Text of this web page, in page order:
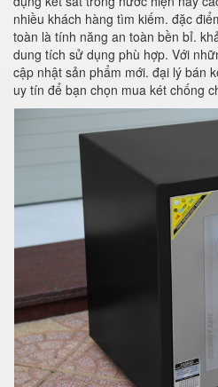
nhiều khách hàng tìm kiếm. đặc
toàn là tính năng an toàn bền bỉ.
dung tích sử dụng phù hợp. Với
cập nhật sản phẩm mới. đại lý bán
uy tín để bạn chọn mua két chống